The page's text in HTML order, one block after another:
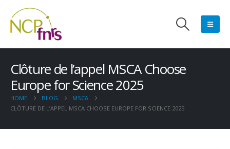
Clôture de l’appel MSCA Choose
Europe for Science 2025
HOME BLOG
MSCA
CLÔTURE DE L’APPEL MSCA CHOOSE EUROPE FOR SCIENCE 2025